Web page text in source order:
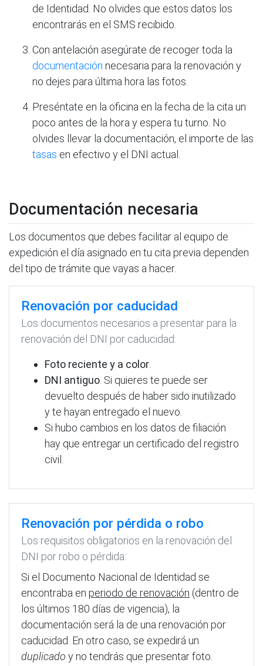
de Identidad. No olvides que estos datos los
encontrarás en el SMS recibido.
Con antelación asegúrate de recoger toda la
documentación necesaria para la renovación y
no dejes para última hora las fotos.
Preséntate en la oficina en la fecha de la cita un
poco antes de la hora y espera tu turno. No
olvides llevar la documentación, el importe de las
tasas en efectivo y el DNI actual.
Documentación necesaria
Los documentos que debes facilitar al equipo de
expedición el día asignado en tu cita previa dependen
del tipo de trámite que vayas a hacer.
Renovación por caducidad
Los documentos necesarios a presentar para la
renovación del DNI por caducidad:
Foto reciente y a color.
DNI antiguo. Si quieres te puede ser
devuelto después de haber sido inutilizado
y te hayan entregado el nuevo.
Si hubo cambios en los datos de filiación
hay que entregar un certificado del registro
civil.
Renovación por pérdida o robo
Los requisitos obligatorios en la renovación del
DNI por robo o pérdida:
Si el Documento Nacional de Identidad se
encontraba en periodo de renovación (dentro de
los últimos 180 días de vigencia), la
documentación será la de una renovación por
caducidad. En otro caso, se expedirá un
duplicado y no tendrás que presentar foto.